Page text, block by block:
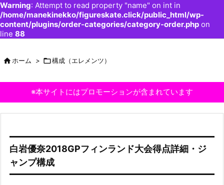
Warning: Attempt to read property "name" on int in
/home/manekinekko/figureskate.click/public_html/wp-
content/plugins/order-categories/category-order.php on
line 88
ホーム > 構成（エレメンツ）
※本サイトにはプロモーションが含まれています
白岩優奈2018GPフィンランド大会得点詳細・ジ
ャンプ構成